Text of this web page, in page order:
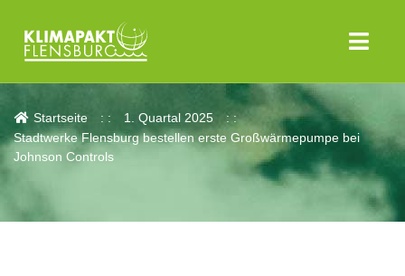
Aktuelles
Startseite
1. Quartal 2025
Stadtwerke Flensburg bestellen erste Großwärmepumpe bei
Johnson Controls